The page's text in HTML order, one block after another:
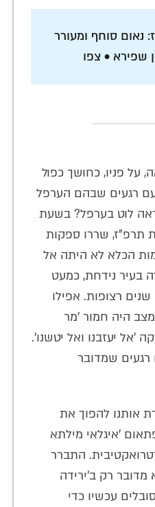
סוחף ומעורר
שפירא • צפו
על פניו, כחושך כפול
עם רגעים שבהם הערפל
לוט בערפל? בשעת
תרפ"ז, שררו ספקות
הכלא לא היתה אל
בעיר נידחת, כמעט
רצופות. אפילו
היה חמור 'מר
'אל יעזבנו ואל יטשנו'.
רגעים שמדובר
אותנו להפוך את
'איגלאי מילתא
התברר
רק ב'ירידה
עכשיו כדי